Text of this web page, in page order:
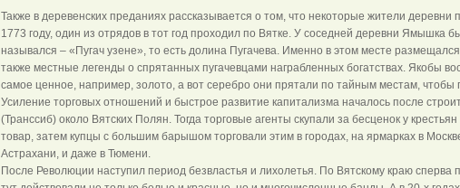
Также в деревенских преданиях рассказывается о том, что некоторые жители деревни
1773 году, один из отрядов в тот год проходил по Вятке. У соседней деревни Ямышка
назывался – «Пугач узене», то есть долина Пугачева. Именно в этом месте размещался
также местные легенды о спрятанных пугачевцами награбленных богатствах. Якобы
самое ценное, например, золото, а вот серебро они прятали по тайным местам, чтобы
Усиление торговых отношений и быстрое развитие капитализма началось после
(Транссиб) около Вятских Полян. Тогда торговые агенты скупали за бесценок у
товар, затем купцы с большим барышом торговали этим в городах, на ярмарках в
Астрахани, и даже в Тюмени.
После Революции наступил период безвластья и лихолетья. По Вятскому краю сперва